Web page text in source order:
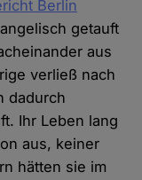
Berlin
getauft
aus
verließ nach
dadurch
Ihr Leben lang
aus, keiner
hätten sie im